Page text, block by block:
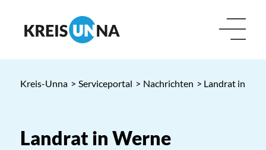
Kreis-Unna > Serviceportal > Nachrichten > Landrat in
Landrat in Werne